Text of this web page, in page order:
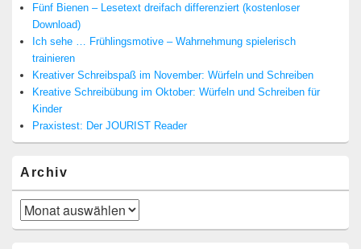
Fünf Bienen – Lesetext dreifach differenziert (kostenloser
Download)
Ich sehe … Frühlingsmotive – Wahrnehmung spielerisch
trainieren
Kreativer Schreibspaß im November: Würfeln und Schreiben
Kreative Schreibübung im Oktober: Würfeln und Schreiben für
Kinder
Praxistest: Der JOURIST Reader
Archiv
Archiv